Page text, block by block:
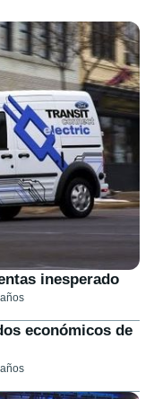
inesperado
económicos de